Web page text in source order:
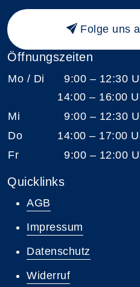
Folge uns
Öffnungszeiten
Mo / Di
9:00 – 12:30
14:00 – 16:00
Mi
9:00 – 12:30
Do
14:00 – 17:00
Fr
9:00 – 12:00
Quicklinks
AGB
Impressum
Datenschutz
Widerruf